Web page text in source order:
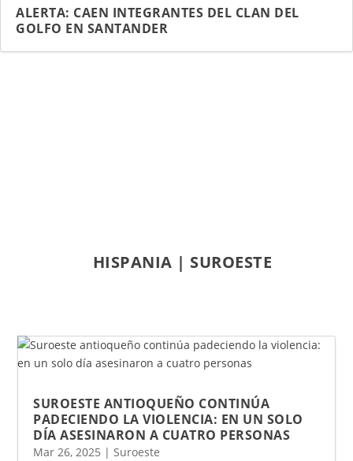
ALERTA: CAEN INTEGRANTES DEL CLAN DEL
GOLFO EN SANTANDER
HISPANIA | SUROESTE
SUROESTE ANTIOQUEÑO CONTINÚA
PADECIENDO LA VIOLENCIA: EN UN SOLO
DÍA ASESINARON A CUATRO PERSONAS
Mar 26, 2025 |Suroeste